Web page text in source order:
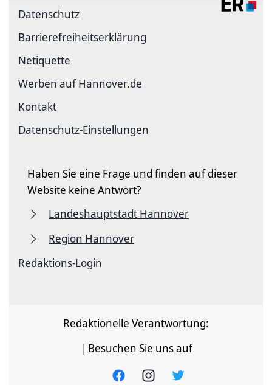
Datenschutz
Barriere­freiheits­erklärung
Netiquette
Werben auf Hannover.de
Kontakt
Datenschutz-Einstellungen
Haben Sie eine Frage und finden auf dieser
Website keine Antwort?
Landeshauptstadt Hannover
Region Hannover
Redaktions-Login
Redaktionelle Verantwortung:
| Besuchen Sie uns auf